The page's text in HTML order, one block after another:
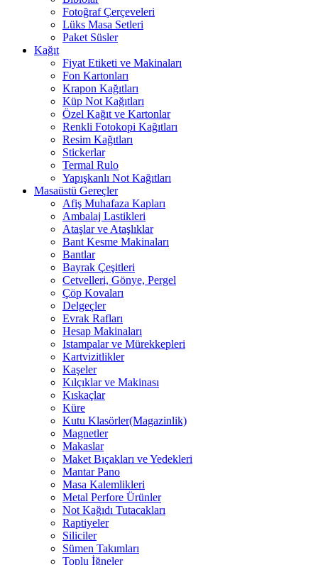
Fotoğraf Çerçeveleri
Lüks Masa Setleri
Paket Süsler
Kağıt
Fiyat Etiketi ve Makinaları
Fon Kartonları
Krapon Kağıtları
Küp Not Kağıtları
Özel Kağıt ve Kartonlar
Renkli Fotokopi Kağıtları
Resim Kağıtları
Stickerlar
Termal Rulo
Yapışkanlı Not Kağıtları
Masaüstü Gereçler
Afiş Muhafaza Kapları
Ambalaj Lastikleri
Ataşlar ve Ataşlıklar
Bant Kesme Makinaları
Bantlar
Bayrak Çeşitleri
Cetvelleri, Gönye, Pergel
Çöp Kovaları
Delgeçler
Evrak Rafları
Hesap Makinaları
Istampalar ve Mürekkepleri
Kartvizitlikler
Kaşeler
Kılçıklar ve Makinası
Kıskaçlar
Küre
Kutu Klasörler(Magazinlik)
Magnetler
Makaslar
Maket Bıçakları ve Yedekleri
Mantar Pano
Masa Kalemlikleri
Metal Perfore Ürünler
Not Kağıdı Tutacakları
Raptiyeler
Siliciler
Sümen Takımları
Toplu İğneler